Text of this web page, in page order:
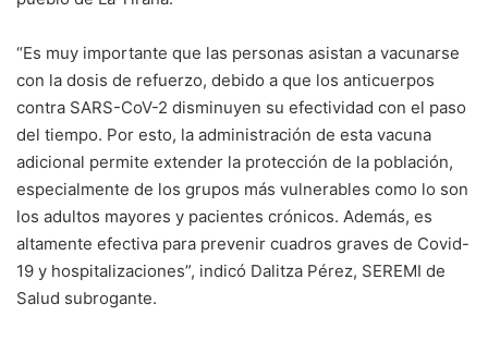
“Es muy importante que las personas asistan a vacunarse
con la dosis de refuerzo, debido a que los anticuerpos
contra SARS-CoV-2 disminuyen su efectividad con el paso
del tiempo. Por esto, la administración de esta vacuna
adicional permite extender la protección de la población,
especialmente de los grupos más vulnerables como lo son
los adultos mayores y pacientes crónicos. Además, es
altamente efectiva para prevenir cuadros graves de Covid-
19 y hospitalizaciones”, indicó Dalitza Pérez, SEREMI de
Salud subrogante.